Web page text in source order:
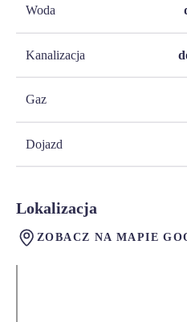
Woda
Kanalizacja
Gaz
Dojazd
Lokalizacja
ZOBACZ NA MAPIE